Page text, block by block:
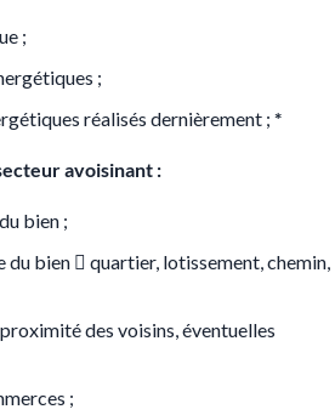
;
;
réalisés dernièrement ; *
avoisinant :
bien ;
du bien  quartier, lotissement, chemin,
des voisins, éventuelles
;